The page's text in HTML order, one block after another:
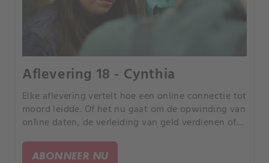
Aflevering 18 - Cynthia
Elke aflevering vertelt hoe een online connectie tot
moord leidde. Of het nu gaat om de opwinding van
online daten, de verleiding van geld verdienen of
anders, maar iedereen heeft een tragisch einde.
ABONNEER NU